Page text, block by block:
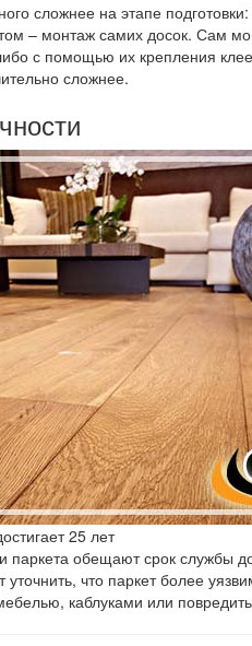
сложнее на этапе
– монтаж самих досок. Сам
с помощью их крепления
сложнее.
25 лет
паркета обещают срок службы
что паркет более
каблуками или